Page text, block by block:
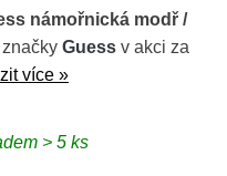
námořnická modř /
Guess v akci za
více »
> 5 ks